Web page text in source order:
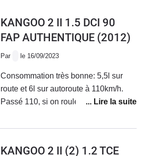
KANGOO 2 II 1.5 DCI 90
FAP AUTHENTIQUE (2012)
Par le 16/09/2023
Consommation très bonne: 5,5l sur
route et 6l sur autoroute à 110km/h.
Passé 110, si on roule à 130km/h c'est
donc rallongé, avec plus de prise au
sièges avant dure ( mousse changée à
KANGOO 2 II (2) 1.2 TCE